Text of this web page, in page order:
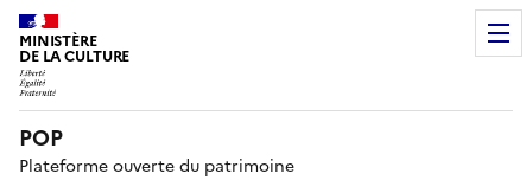
MINISTÈRE
DE LA CULTURE
POP
Plateforme ouverte du patrimoine